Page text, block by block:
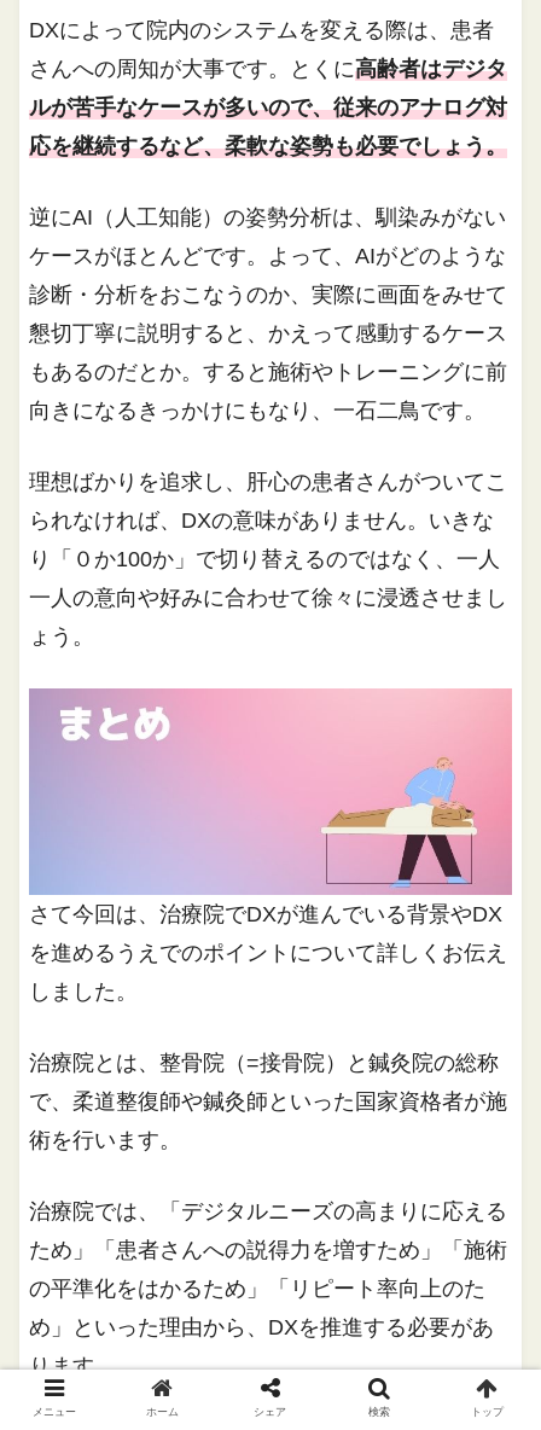
DXによって院内のシステムを変える際は、患者
さんへの周知が大事です。とくに高齢者はデジタ
ルが苦手なケースが多いので、従来のアナログ対
応を継続するなど、柔軟な姿勢も必要でしょう。
逆にAI（人工知能）の姿勢分析は、馴染みがない
ケースがほとんどです。よって、AIがどのような
診断・分析をおこなうのか、実際に画面をみせて
懇切丁寧に説明すると、かえって感動するケース
もあるのだとか。すると施術やトレーニングに前
向きになるきっかけにもなり、一石二鳥です。
理想ばかりを追求し、肝心の患者さんがついてこ
られなければ、DXの意味がありません。いきな
り「０か100か」で切り替えるのではなく、一人
一人の意向や好みに合わせて徐々に浸透させまし
ょう。
さて今回は、治療院でDXが進んでいる背景やDX
を進めるうえでのポイントについて詳しくお伝え
しました。
治療院とは、整骨院（=接骨院）と鍼灸院の総称
で、柔道整復師や鍼灸師といった国家資格者が施
術を行います。
治療院では、「デジタルニーズの高まりに応える
ため」「患者さんへの説得力を増すため」「施術
の平準化をはかるため」「リピート率向上のた
め」といった理由から、DXを推進する必要があ
ります。
メニュー ホーム シェア 検索 トップ